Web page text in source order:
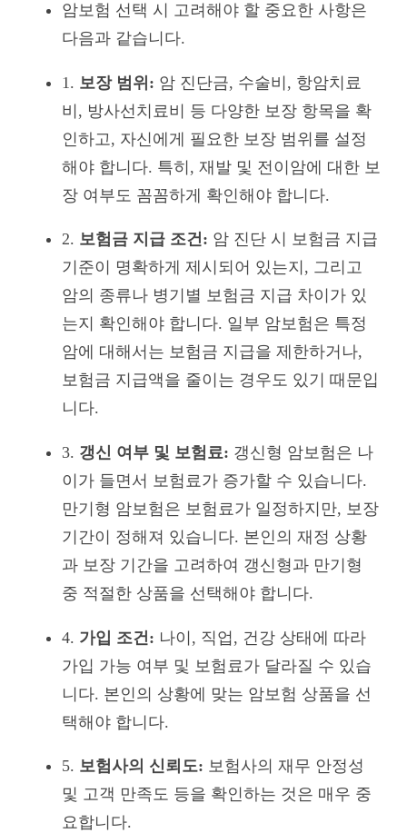
암보험 선택 시 고려해야 할 중요한 사항은
다음과 같습니다.
1. 보장 범위: 암 진단금, 수술비, 항암치료
비, 방사선치료비 등 다양한 보장 항목을 확
인하고, 자신에게 필요한 보장 범위를 설정
해야 합니다. 특히, 재발 및 전이암에 대한 보
장 여부도 꼼꼼하게 확인해야 합니다.
2. 보험금 지급 조건: 암 진단 시 보험금 지급
기준이 명확하게 제시되어 있는지, 그리고
암의 종류나 병기별 보험금 지급 차이가 있
는지 확인해야 합니다. 일부 암보험은 특정
암에 대해서는 보험금 지급을 제한하거나,
보험금 지급액을 줄이는 경우도 있기 때문입
니다.
3. 갱신 여부 및 보험료: 갱신형 암보험은 나
이가 들면서 보험료가 증가할 수 있습니다.
만기형 암보험은 보험료가 일정하지만, 보장
기간이 정해져 있습니다. 본인의 재정 상황
과 보장 기간을 고려하여 갱신형과 만기형
중 적절한 상품을 선택해야 합니다.
4. 가입 조건: 나이, 직업, 건강 상태에 따라
가입 가능 여부 및 보험료가 달라질 수 있습
니다. 본인의 상황에 맞는 암보험 상품을 선
택해야 합니다.
5. 보험사의 신뢰도: 보험사의 재무 안정성
및 고객 만족도 등을 확인하는 것은 매우 중
요합니다.